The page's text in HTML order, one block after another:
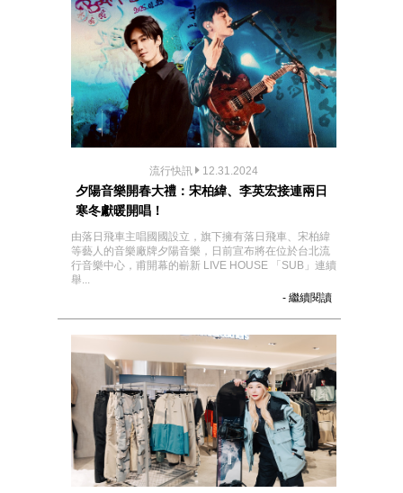
流行快訊 12.31.2024
夕陽音樂開春大禮：宋柏緯、李英宏接連兩日
寒冬獻暖開唱！
由落日飛車主唱國國設立，旗下擁有落日飛車、宋柏緯
等藝人的音樂廠牌夕陽音樂，日前宣布將在位於台北流
行音樂中心，甫開幕的嶄新 LIVE HOUSE 「SUB」連續
舉...
- 繼續閱讀